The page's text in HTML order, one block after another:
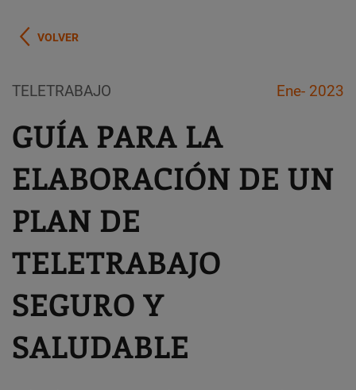
VOLVER
TELETRABAJO Ene- 2023
GUÍA PARA LA
ELABORACIÓN DE UN
PLAN DE
TELETRABAJO
SEGURO Y
SALUDABLE